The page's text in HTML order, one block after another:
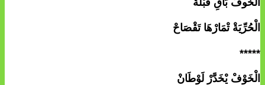
الْحُرِّيَةْ تْمَارْهَا تَقْصَاحْ
*****
الْخَوْفْ يْخَدَّرْ لَوْطَانْ